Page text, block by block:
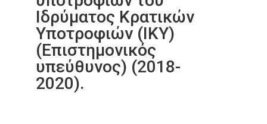
Ιδρύματος Κρατικών
Υποτροφιών (IKY)
(Επιστημονικός
υπεύθυνος) (2018-
2020).